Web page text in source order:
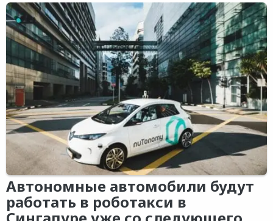
Автономные автомобили будут
работать в роботакси в